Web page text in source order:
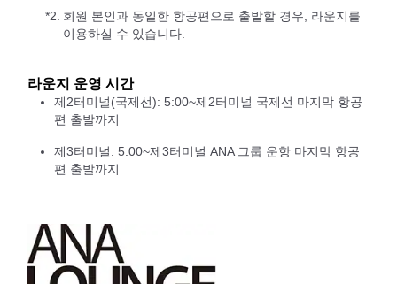
*2. 회원 본인과 동일한 항공편으로 출발할 경우, 라운지를
이용하실 수 있습니다.
라운지 운영 시간
제2터미널(국제선): 5:00~제2터미널 국제선 마지막 항공
편 출발까지
제3터미널: 5:00~제3터미널 ANA 그룹 운항 마지막 항공
편 출발까지